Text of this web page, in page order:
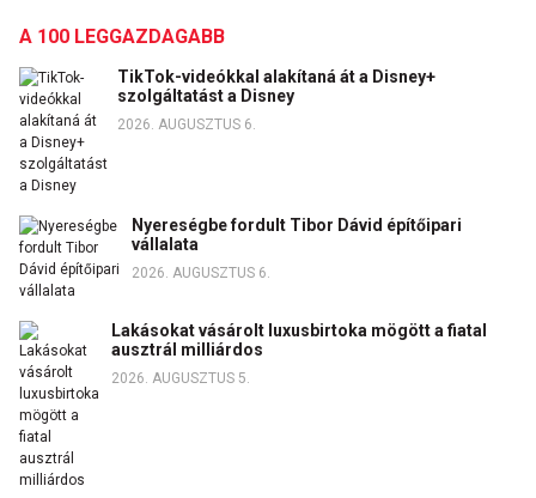
A 100 LEGGAZDAGABB
TikTok-videókkal alakítaná át a Disney+
szolgáltatást a Disney
2026. AUGUSZTUS 6.
Nyereségbe fordult Tibor Dávid építőipari
vállalata
2026. AUGUSZTUS 6.
Lakásokat vásárolt luxusbirtoka mögött a fiatal
ausztrál milliárdos
2026. AUGUSZTUS 5.